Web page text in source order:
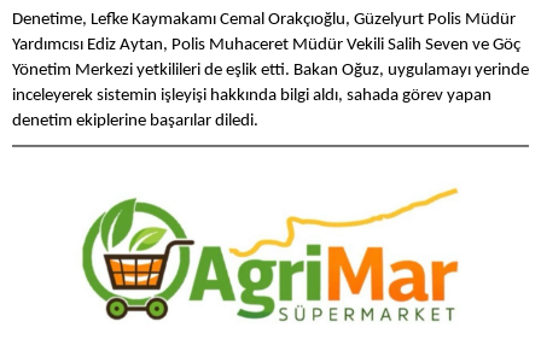
Denetime, Lefke Kaymakamı Cemal Orakçıoğlu, Güzelyurt Polis Müdür
Yardımcısı Ediz Aytan, Polis Muhaceret Müdür Vekili Salih Seven ve Göç
Yönetim Merkezi yetkilileri de eşlik etti. Bakan Oğuz, uygulamayı yerinde
inceleyerek sistemin işleyişi hakkında bilgi aldı, sahada görev yapan
denetim ekiplerine başarılar diledi.